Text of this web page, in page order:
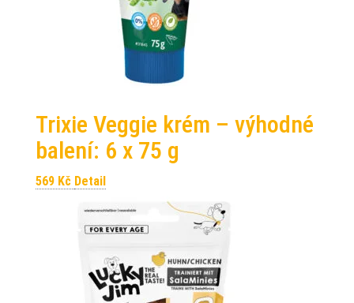
Trixie Veggie krém – výhodné
balení: 6 x 75 g
569 Kč Detail